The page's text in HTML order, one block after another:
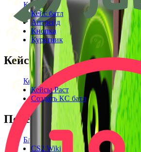
Кейсы
Кейс батл
Апгрейд
Кнопка
Курятник
Кейсы
Кейсы КС2
Кейсы Раст
Создать КС батл
Полезное
Блог
CS2 Wiki